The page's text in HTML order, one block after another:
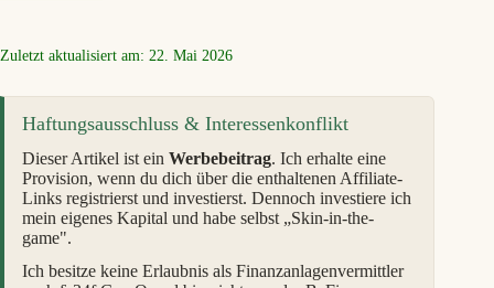
Zuletzt aktualisiert am: 22. Mai 2026
Haftungsausschluss & Interessenkonflikt
Dieser Artikel ist ein Werbebeitrag. Ich erhalte eine
Provision, wenn du dich über die enthaltenen Affiliate-
Links registrierst und investierst. Dennoch investiere ich
mein eigenes Kapital und habe selbst „Skin-in-the-
game".
Ich besitze keine Erlaubnis als Finanzanlagenvermittler